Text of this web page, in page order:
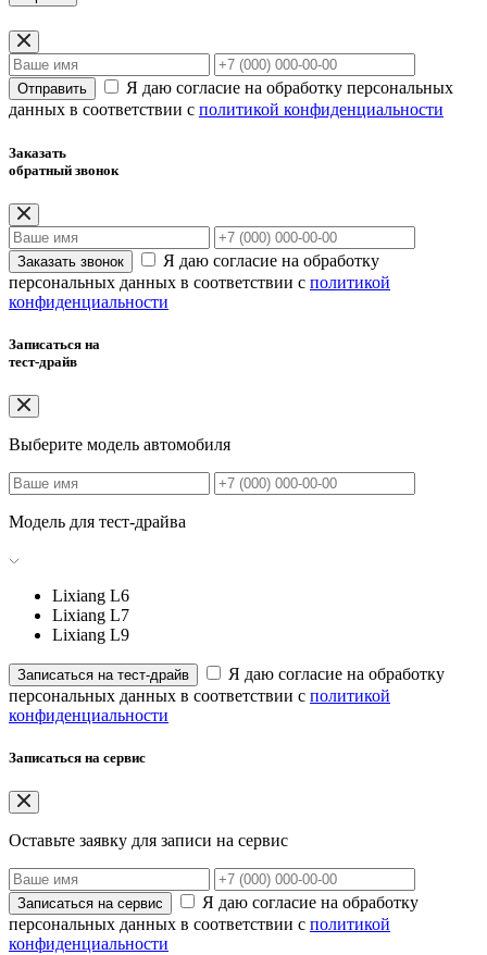
Отправить
Я даю согласие на обработку персональных
данных в соответствии с политикой конфиденциальности
Заказать
обратный звонок
Заказать звонок
Я даю согласие на обработку
персональных данных в соответствии с политикой
конфиденциальности
Записаться на
тест-драйв
Выберите модель автомобиля
Модель для тест-драйва
Lixiang L6
Lixiang L7
Lixiang L9
Записаться на тест-драйв
Я даю согласие на обработку
персональных данных в соответствии с политикой
конфиденциальности
Записаться на сервис
Оставьте заявку для записи на сервис
Записаться на сервис
Я даю согласие на обработку
персональных данных в соответствии с политикой
конфиденциальности